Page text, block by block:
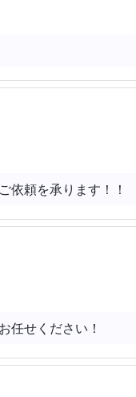
依頼を承ります！！
任せください！